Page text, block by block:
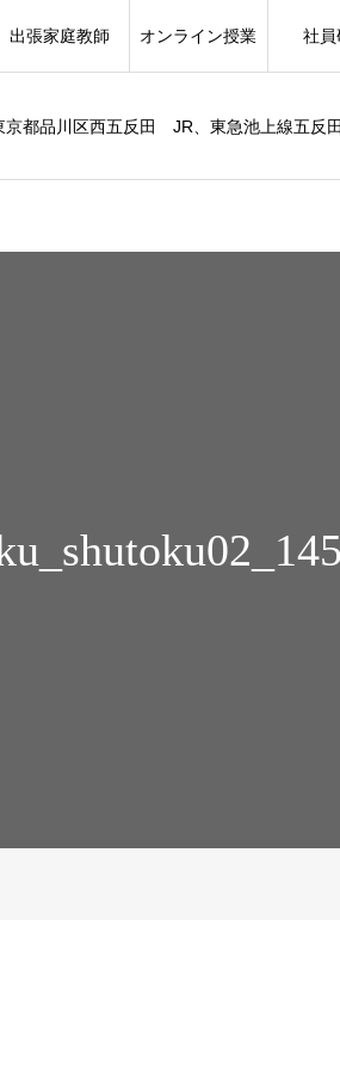
京都品川区西五反田 JR、東急池上線五反
出張家庭教師 オンライン授業 社員